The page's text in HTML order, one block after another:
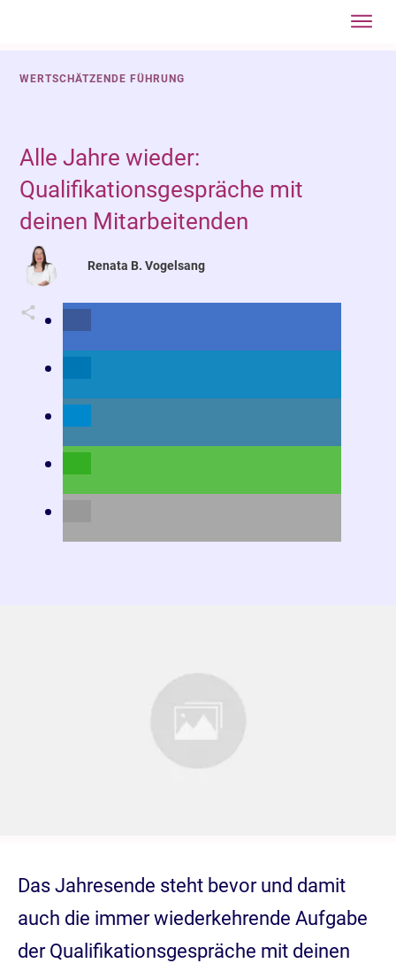
Jetzt
WERTSCHÄTZENDE FÜHRUNG
Alle Jahre wieder:
Qualifikationsgespräche mit
deinen Mitarbeitenden
Renata B. Vogelsang
Das Jahresende steht bevor und damit
auch die immer wiederkehrende Aufgabe
der Qualifikationsgespräche mit deinen